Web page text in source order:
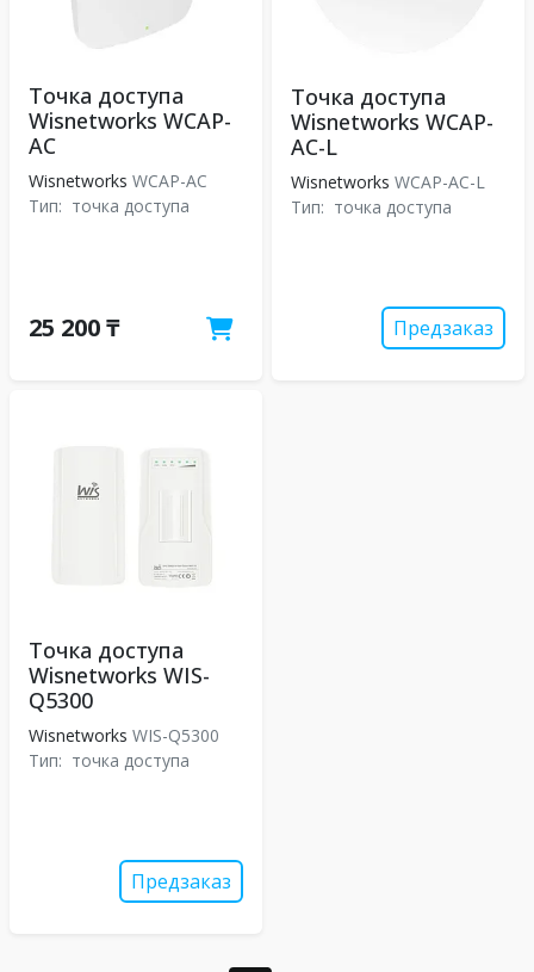
Точка доступа
Wisnetworks WCAP-
AC
Wisnetworks WCAP-AC
Тип: точка доступа
25 200 ₸
Точка доступа
Wisnetworks WCAP-
AC-L
Wisnetworks WCAP-AC-L
Тип: точка доступа
Предзаказ
Точка доступа
Wisnetworks WIS-
Q5300
Wisnetworks WIS-Q5300
Тип: точка доступа
Предзаказ